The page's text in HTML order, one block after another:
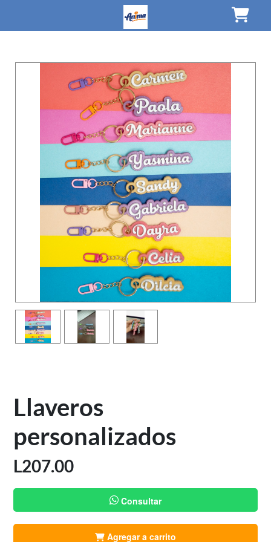
Llaveros
personalizados
L207.00
Consultar
Agregar a carrito